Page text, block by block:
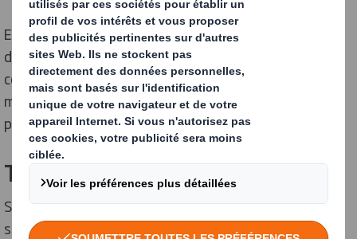
En optant, à chaque fois que cela est possible, pour
desalternativesaux emballages plastiques, on
contribue ainsi àpréserver la Terre, ce qui est quand
même une bonne idée, étant donné qu’on ne dispose
pas (encore) de planète de secours.
TOUS UNIS CONTRE LE PLASTIQUE
Si le plastique est accusé de nombreux maux,
son remplacement total serait illusoire, du moins à